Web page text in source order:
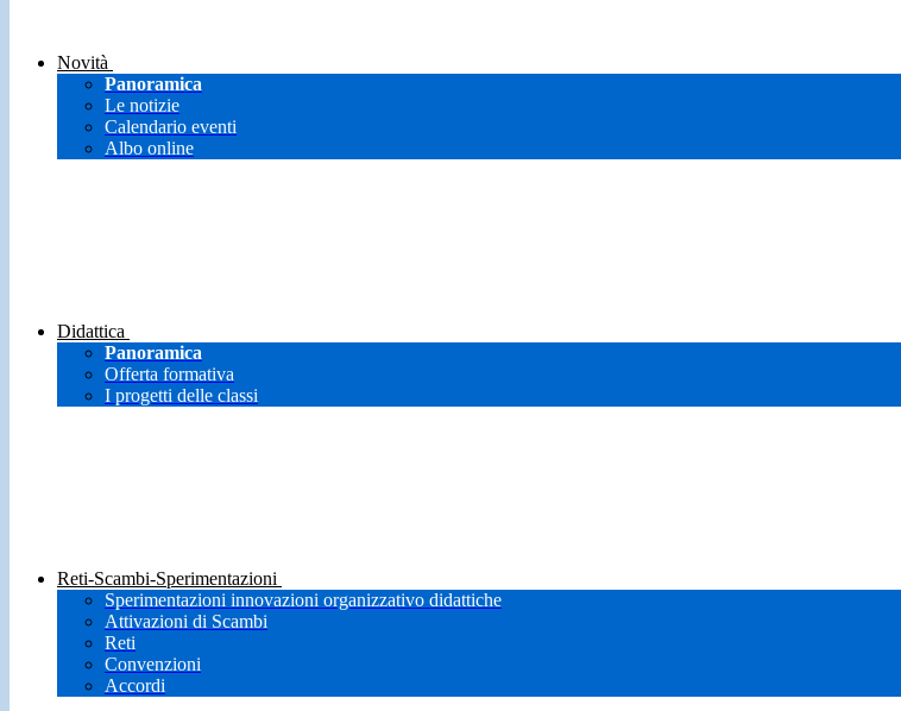
Novità
Panoramica
Le notizie
Calendario eventi
Albo online
Didattica
Panoramica
Offerta formativa
I progetti delle classi
Reti-Scambi-Sperimentazioni
Sperimentazioni innovazioni organizzativo didattiche
Attivazioni di Scambi
Reti
Convenzioni
Accordi